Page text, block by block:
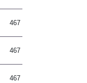
467
467
467